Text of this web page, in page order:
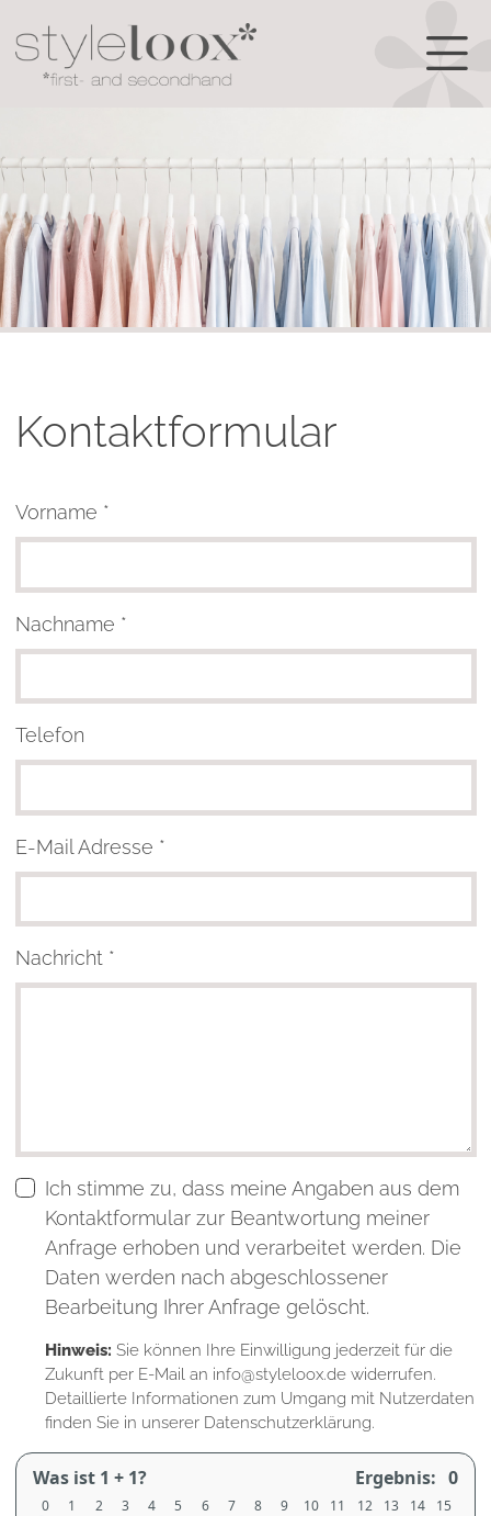
Kontaktformular
Vorname *
Nachname *
Telefon
E-Mail Adresse *
Nachricht *
Ich stimme zu, dass meine Angaben aus dem
Kontaktformular zur Beantwortung meiner
Anfrage erhoben und verarbeitet werden. Die
Daten werden nach abgeschlossener
Bearbeitung Ihrer Anfrage gelöscht.
Hinweis: Sie können Ihre Einwilligung jederzeit für die
Zukunft per E-Mail an info@styleloox.de widerrufen.
Detaillierte Informationen zum Umgang mit Nutzerdaten
finden Sie in unserer Datenschutzerklärung.
Was ist 1 + 1? Ergebnis: 0
0 1 2 3 4 5 6 7 8 9 10 11 12 13 14 15